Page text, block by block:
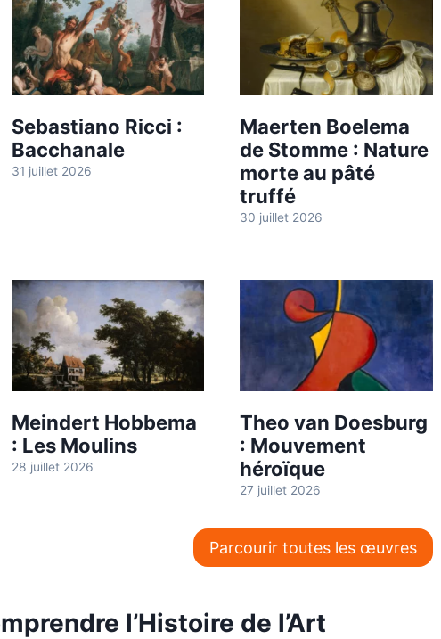
Sebastiano Ricci :
Bacchanale
31 juillet 2026
Maerten Boelema
de Stomme : Nature
morte au pâté
truffé
30 juillet 2026
Meindert Hobbema
: Les Moulins
28 juillet 2026
Theo van Doesburg
: Mouvement
héroïque
27 juillet 2026
Parcourir toutes les œuvres
l’Histoire de l’Art